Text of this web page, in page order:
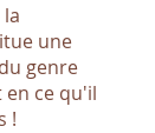
une
genre
ce qu'il
!